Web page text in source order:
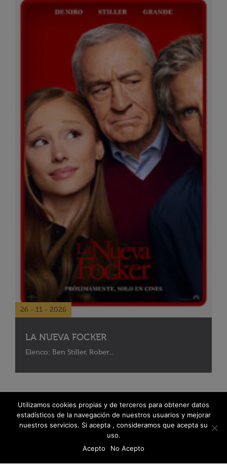
26 - 11 - 2026
LA NUEVA FOCKER
Elenco: Ben Stiller, Rober...
© 2026 Fanáticos del Cine - Todos los derechos reservados
Utilizamos cookies propias y de terceros para obtener datos
estadísticos de la navegación de nuestros usuarios y mejorar
nuestros servicios. Si acepta , consideramos que acepta su
uso.
Acepto
No Acepto